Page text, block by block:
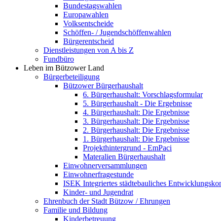
Bundestagswahlen
Europawahlen
Volksentscheide
Schöffen- / Jugendschöffenwahlen
Bürgerentscheid
Dienstleistungen von A bis Z
Fundbüro
Leben im Bützower Land
Bürgerbeteiligung
Bützower Bürgerhaushalt
6. Bürgerhaushalt: Vorschlagsformular
5. Bürgerhaushalt - Die Ergebnisse
4. Bürgerhaushalt: Die Ergebnisse
3. Bürgerhaushalt: Die Ergebnisse
2. Bürgerhaushalt: Die Ergebnisse
1. Bürgerhaushalt: Die Ergebnisse
Projekthintergrund - EmPaci
Materalien Bürgerhaushalt
Einwohnerversammlungen
Einwohnerfragestunde
ISEK Integriertes städtebauliches
Kinder- und Jugendrat
Ehrenbuch der Stadt Bützow / Ehrungen
Familie und Bildung
Kinderbetreuung